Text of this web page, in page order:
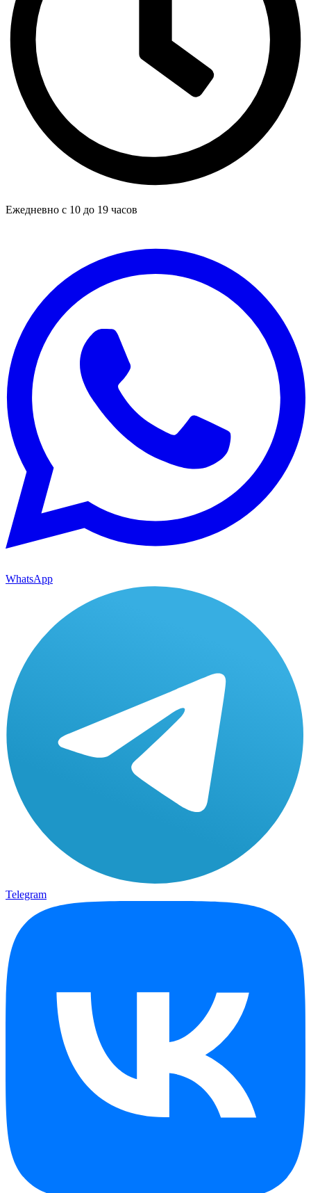
Ежедневно с 10 до 19 часов
WhatsApp
Telegram